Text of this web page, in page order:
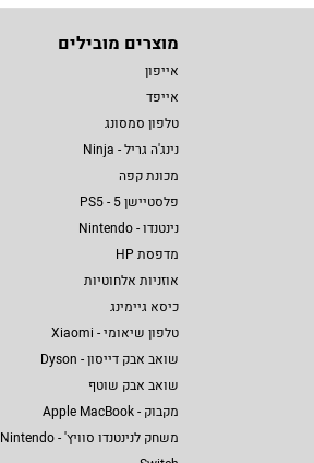
מוצרים מובילים
אייפון
אייפד
טלפון סמסונג
נינג'ה גריל - Ninja
מכונת קפה
פלסטיישן 5 - PS5
נינטנדו - Nintendo
מדפסת HP
אוזניות אלחוטיות
כיסא גיימינג
טלפון שיאומי - Xiaomi
שואב אבק דייסון - Dyson
שואב אבק שוטף
מקבוק - Apple MacBook
משחק לנינטנדו סוויץ' - Nintendo